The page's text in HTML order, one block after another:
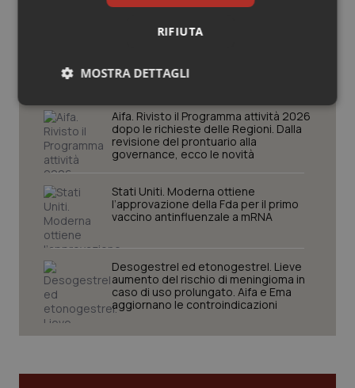
Ulcera & Reflusso
Vaccini
La spesa farmaceutica sale a 39,3
miliardi (+6%). Prosegue il boom dei
uso antibiotici. Ecco il Rapporto
OsMed 2025
Aifa. Rivisto il Programma attività 2026
dopo le richieste delle Regioni. Dalla
revisione del prontuario alla
governance, ecco le novità
Stati Uniti. Moderna ottiene
l’approvazione della Fda per il primo
vaccino antinfluenzale a mRNA
Desogestrel ed etonogestrel. Lieve
aumento del rischio di meningioma in
caso di uso prolungato. Aifa e Ema
aggiornano le controindicazioni
RIFIUTA
MOSTRA DETTAGLI
Necessari Statistici Marketing
Necessari Statistici Marketing
I cookie necessari contribuiscono a rendere fruibile il
navigazione sulle pagine e l'accesso alle aree
protette del sito. Il sito web non è in grado di
funzionare correttamente senza questi cookie.